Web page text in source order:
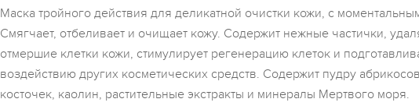
Маска тройного действия для деликатной очистки кожи, c
Смягчает, отбеливает и очищает кожу. Содержит нежные частички,
отмершие клетки кожи, стимулирует регенерацию клеток и
воздействию других косметических средств. Содержит пудру
косточек, каолин, растительные экстракты и минералы Мертвого моря.